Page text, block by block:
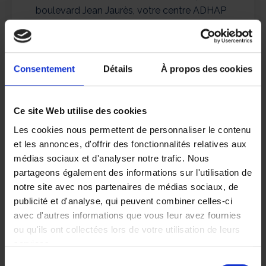
Consentement Détails À propos des cookies
Ce site Web utilise des cookies
Les cookies nous permettent de personnaliser le contenu
et les annonces, d'offrir des fonctionnalités relatives aux
médias sociaux et d'analyser notre trafic. Nous
partageons également des informations sur l'utilisation de
notre site avec nos partenaires de médias sociaux, de
publicité et d'analyse, qui peuvent combiner celles-ci
avec d'autres informations que vous leur avez fournies
ou qu'ils ont collectées lors de votre utilisation de leurs
services.
boulevard Jean Jaurès, votre centre ADHAP
intervenants prennent plaisir à se retrouver
et à échanger.
En savoir + sur le centre